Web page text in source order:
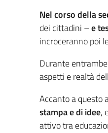
Nel corso della
dei cittadini –e
incroceranno poi
Durante
aspetti e realtà
Accanto a questo
stampa e di idee,
attivo tra